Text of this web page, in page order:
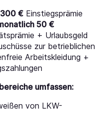
300 € Einstiegsprämie
50 €
+ Urlaubsgeld
zur betrieblichen
Arbeitskleidung +
umfassen:
von LKW-